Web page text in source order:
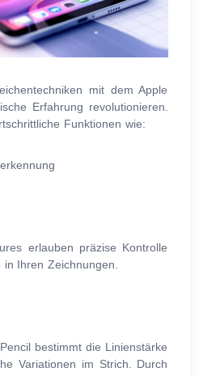
mit dem Apple
Erfahrung revolutionieren.
Funktionen wie:
erlauben präzise Kontrolle
Ihren Zeichnungen.
bestimmt die Linienstärke
Variationen im Strich. Durch